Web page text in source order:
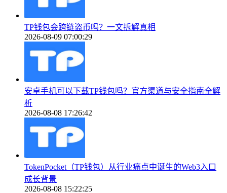
TP钱包会跨链盗币吗？一文拆解真相
2026-08-09 07:00:29
安卓手机可以下载TP钱包吗？官方渠道与安全指南全解
析
2026-08-08 17:26:42
TokenPocket（TP钱包）从行业痛点中诞生的Web3入口
成长背景
2026-08-08 15:22:25